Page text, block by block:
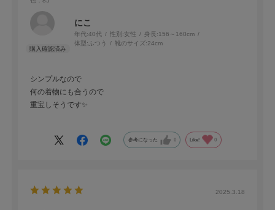
にこ
年代:40代 性別:女性 身長:156～160cm
体型: ふつう 靴のサイズ:24cm
シンプルなので
何の着物にも合うので
重宝しそうです✨
参考になった 0 Like! 0
2025.3.18